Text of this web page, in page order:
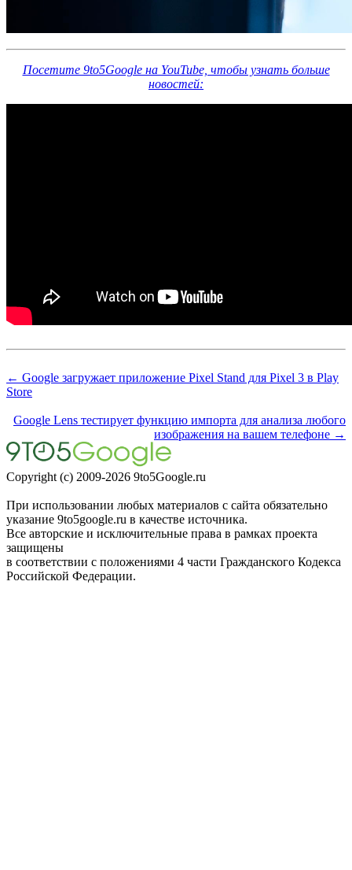
Посетите 9to5Google на YouTube, чтобы узнать больше
новостей:
← Google загружает приложение Pixel Stand для Pixel 3 в Play
Store
Google Lens тестирует функцию импорта для анализа любого
изображения на вашем телефоне →
Copyright (c) 2009-2026 9to5Google.ru
При использовании любых материалов с сайта обязательно
указание 9to5google.ru в качестве источника.
Все авторские и исключительные права в рамках проекта
защищены
в соответствии с положениями 4 части Гражданского Кодекса
Российской Федерации.